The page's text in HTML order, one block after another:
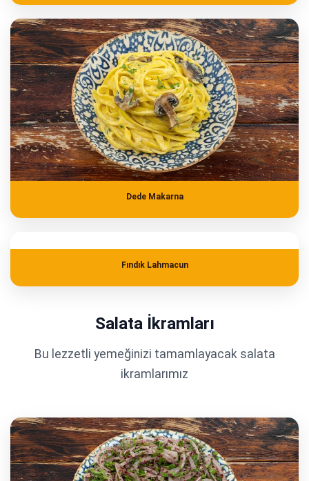
Dede Makarna
Fındık Lahmacun
Salata İkramları
Bu lezzetli yemeğinizi tamamlayacak salata
ikramlarımız